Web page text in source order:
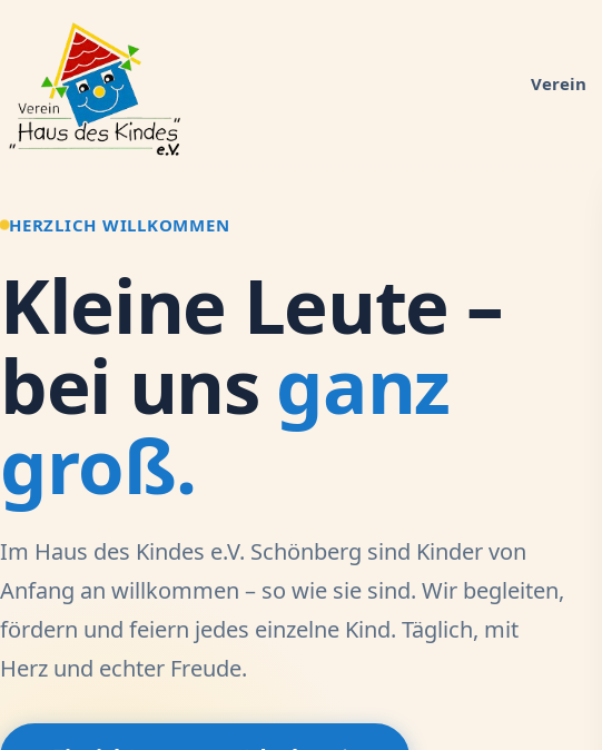
Verein
HERZLICH WILLKOMMEN
Kleine Leute –
bei uns ganz
groß.
Im Haus des Kindes e.V. Schönberg sind Kinder von
Anfang an willkommen – so wie sie sind. Wir begleiten,
fördern und feiern jedes einzelne Kind. Täglich, mit
Herz und echter Freude.